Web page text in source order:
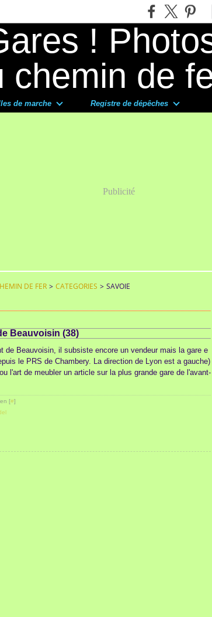
de marche Registre de dépêches
Publicité
DE FER > CATEGORIES > SAVOIE
Beauvoisin (38)
de Beauvoisin, il subsiste encore un vendeur mais la gare e
le PRS de Chambery. La direction de Lyon est a gauche)
l'art de meubler un article sur la plus grande gare de l'avant-
[#]